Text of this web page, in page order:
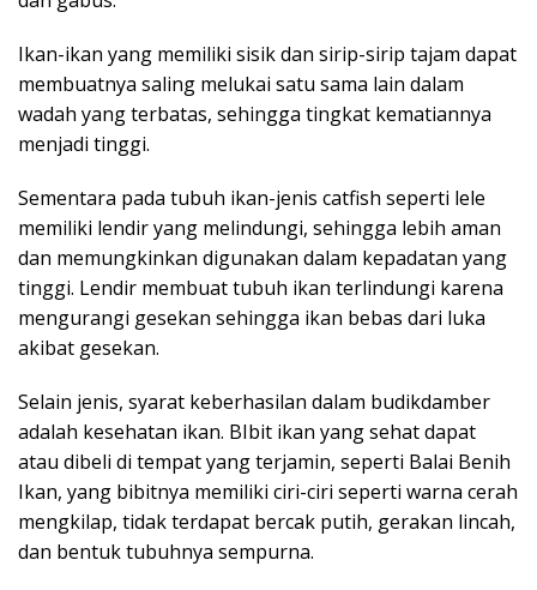
Ikan-ikan yang memiliki sisik dan sirip-sirip tajam dapat
membuatnya saling melukai satu sama lain dalam
wadah yang terbatas, sehingga tingkat kematiannya
menjadi tinggi.
Sementara pada tubuh ikan-jenis catfish seperti lele
memiliki lendir yang melindungi, sehingga lebih aman
dan memungkinkan digunakan dalam kepadatan yang
tinggi. Lendir membuat tubuh ikan terlindungi karena
mengurangi gesekan sehingga ikan bebas dari luka
akibat gesekan.
Selain jenis, syarat keberhasilan dalam budikdamber
adalah kesehatan ikan. BIbit ikan yang sehat dapat
atau dibeli di tempat yang terjamin, seperti Balai Benih
Ikan, yang bibitnya memiliki ciri-ciri seperti warna cerah
mengkilap, tidak terdapat bercak putih, gerakan lincah,
dan bentuk tubuhnya sempurna.